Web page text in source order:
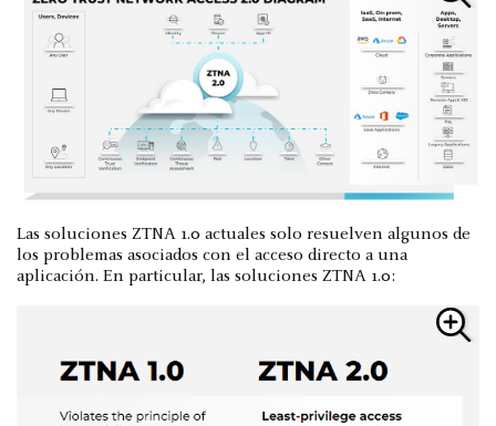
Las soluciones ZTNA 1.0 actuales solo resuelven algunos de
los problemas asociados con el acceso directo a una
aplicación. En particular, las soluciones ZTNA 1.0: